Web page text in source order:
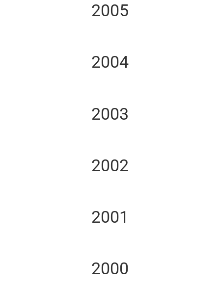
2005
2004
2003
2002
2001
2000